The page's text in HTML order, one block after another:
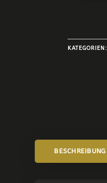
L
KATEGORIEN:
BESCHREIBUNG